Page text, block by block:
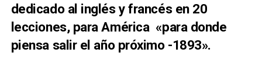
dedicado al inglés y francés en 20
lecciones, para América «para donde
piensa salir el año próximo -1893».